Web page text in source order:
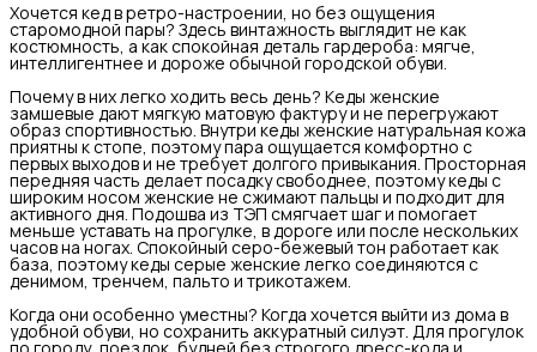
Хочется кед в ретро-настроении, но без ощущения
старомодной пары? Здесь винтажность выглядит не как
костюмность, а как спокойная деталь гардероба: мягче,
интеллигентнее и дороже обычной городской обуви.
Почему в них легко ходить весь день? Кеды женские
замшевые дают мягкую матовую фактуру и не перегружают
образ спортивностью. Внутри кеды женские натуральная кожа
приятны к стопе, поэтому пара ощущается комфортно с
первых выходов и не требует долгого привыкания. Просторная
передняя часть делает посадку свободнее, поэтому кеды с
широким носом женские не сжимают пальцы и подходит для
активного дня. Подошва из ТЭП смягчает шаг и помогает
меньше уставать на прогулке, в дороге или после нескольких
часов на ногах. Спокойный серо-бежевый тон работает как
база, поэтому кеды серые женские легко соединяются с
денимом, тренчем, пальто и трикотажем.
Когда они особенно уместны? Когда хочется выйти из дома в
удобной обуви, но сохранить аккуратный силуэт. Для прогулок